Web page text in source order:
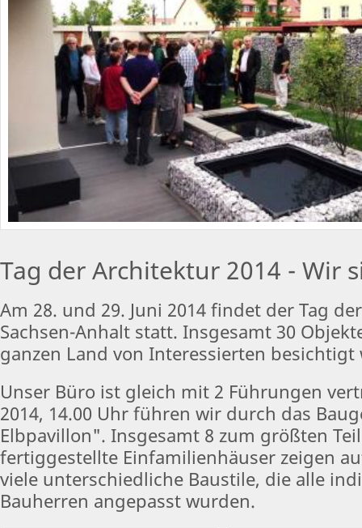
Tag der Architektur 2014 - Wir
Am 28. und 29. Juni 2014 findet der Tag
Sachsen-Anhalt statt. Insgesamt 30
ganzen Land von Interessierten besichtigt
Unser Büro ist gleich mit 2 Führungen
2014, 14.00 Uhr führen wir durch das
Elbpavillon". Insgesamt 8 zum größten
fertiggestellte Einfamilienhäuser zeigen
viele unterschiedliche Baustile, die alle
Bauherren angepasst wurden.